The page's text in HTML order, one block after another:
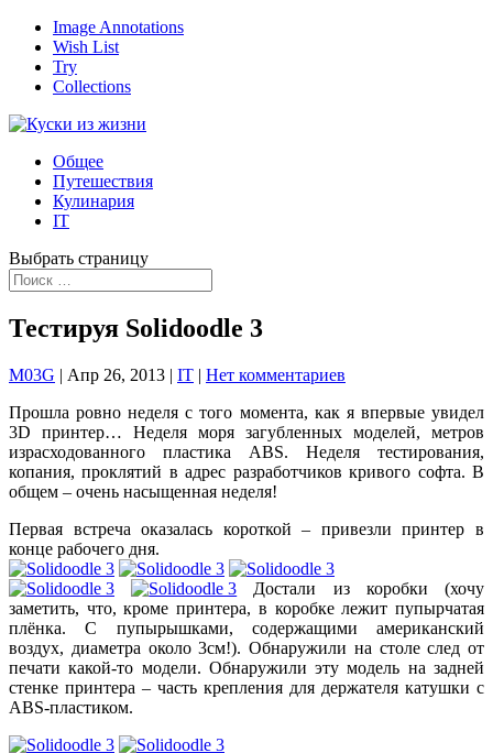
Image Annotations
Wish List
Try
Collections
Общее
Путешествия
Кулинария
IT
Выбрать страницу
Тестируя Solidoodle 3
M03G | Апр 26, 2013 | IT | Нет комментариев
Прошла ровно неделя с того момента, как я впервые увидел
3D принтер… Неделя моря загубленных моделей, метров
израсходованного пластика ABS. Неделя тестирования,
копания, проклятий в адрес разработчиков кривого софта. В
общем – очень насыщенная неделя!
Первая встреча оказалась короткой – привезли принтер в
конце рабочего дня.
Достали из коробки (хочу
заметить, что, кроме принтера, в коробке лежит пупырчатая
плёнка. С пупырышками, содержащими американский
воздух, диаметра около 3см!). Обнаружили на столе след от
печати какой-то модели. Обнаружили эту модель на задней
стенке принтера – часть крепления для держателя катушки с
ABS-пластиком.